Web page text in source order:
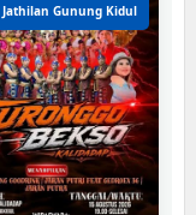
Jathilan Gunung Kidul